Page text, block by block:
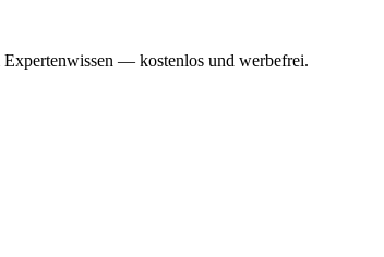
Expertenwissen — kostenlos und werbefrei.